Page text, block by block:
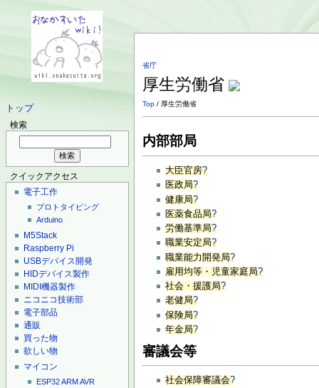
トップ
検索
クイックアクセス
電子工作
プロトタイピング
Arduino
M5Stack
Raspberry Pi
USBデバイス開発
HIDデバイス製作
MIDI機器製作
ニコニコ技術部
電子部品
通販
買った物
欲しい物
マイコン
ESP32ARMAVR
省庁
厚生労働省
Top / 厚生労働省
内部部局
大臣官房?
医政局?
健康局?
医薬食品局?
労働基準局?
職業安定局?
職業能力開発局?
雇用均等・児童家庭局?
社会・援護局?
老健局?
保険局?
年金局?
審議会等
社会保障審議会?